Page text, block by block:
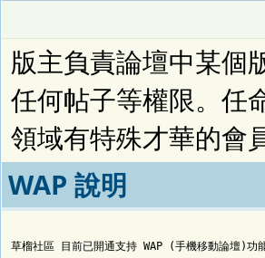
版主負責論壇中某個
任何帖子等權限。任
領域有特殊才華的會
WAP 說明
草榴社區 目前已開通支持 WAP (手機移動論壇)功